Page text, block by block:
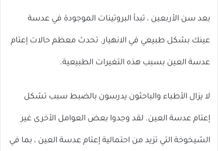
بعد سن الأربعين ، تبدأ البروتينات الموجودة في عدسة
عينك بشكل طبيعي في الانهيار. تحدث معظم حالات إعتام
عدسة العين بسبب هذه التغيرات الطبيعية.
لا يزال الأطباء والباحثون يدرسون بالضبط سبب تشكل
إعتام عدسة العين. لقد وجدوا بعض العوامل الأخرى غير
الشيخوخة التي تزيد من احتمالية إعتام عدسة العين ، بما في